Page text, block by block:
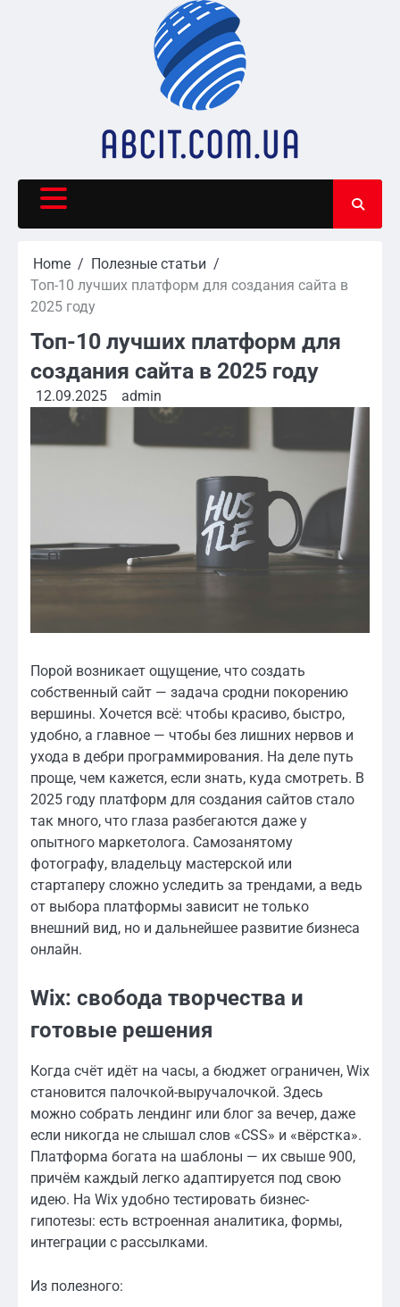
Home
Полезные статьи
Топ-10 лучших платформ для создания сайта в
2025 году
Топ-10 лучших платформ для
создания сайта в 2025 году
12.09.2025 admin
Порой возникает ощущение, что создать
собственный сайт — задача сродни покорению
вершины. Хочется всё: чтобы красиво, быстро,
удобно, а главное — чтобы без лишних нервов и
ухода в дебри программирования. На деле путь
проще, чем кажется, если знать, куда смотреть. В
2025 году платформ для создания сайтов стало
так много, что глаза разбегаются даже у
опытного маркетолога. Самозанятому
фотографу, владельцу мастерской или
стартаперу сложно уследить за трендами, а ведь
от выбора платформы зависит не только
внешний вид, но и дальнейшее развитие бизнеса
онлайн.
Wix: свобода творчества и
готовые решения
Когда счёт идёт на часы, а бюджет ограничен, Wix
становится палочкой-выручалочкой. Здесь
можно собрать лендинг или блог за вечер, даже
если никогда не слышал слов «CSS» и «вёрстка».
Платформа богата на шаблоны — их свыше 900,
причём каждый легко адаптируется под свою
идею. На Wix удобно тестировать бизнес-
гипотезы: есть встроенная аналитика, формы,
интеграции с рассылками.
Из полезного: